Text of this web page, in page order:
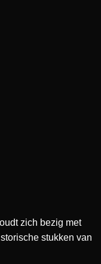
zich bezig met
stukken van